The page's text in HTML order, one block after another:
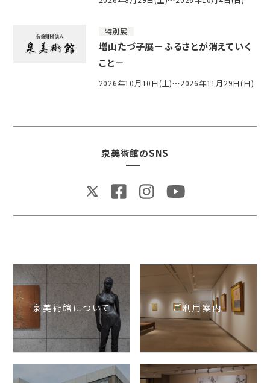
特別展
増山たづ子展－ふるさとが消えていく
こと－
2026年10月10日(土)～2026年11月29日(日)
泉美術館のSNS
泉美術館について ご利用案内